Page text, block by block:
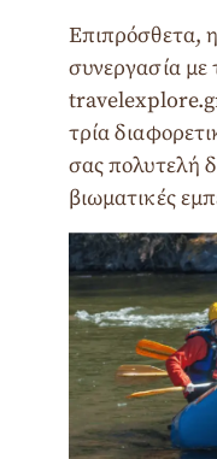
Επιπρόσθετα,
συνεργασία με
travelexplore.gr
τρία
σας πολυτελή
βιωματικές